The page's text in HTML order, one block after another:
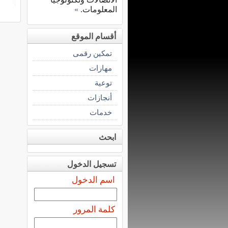
المعلومات. »
أقسام الموقع
تمكين رقمى
مهارات
توعية
أنجازات
خدمات
ابحث
تسجيل الدخول
اسم الدخول
كلمة المرور